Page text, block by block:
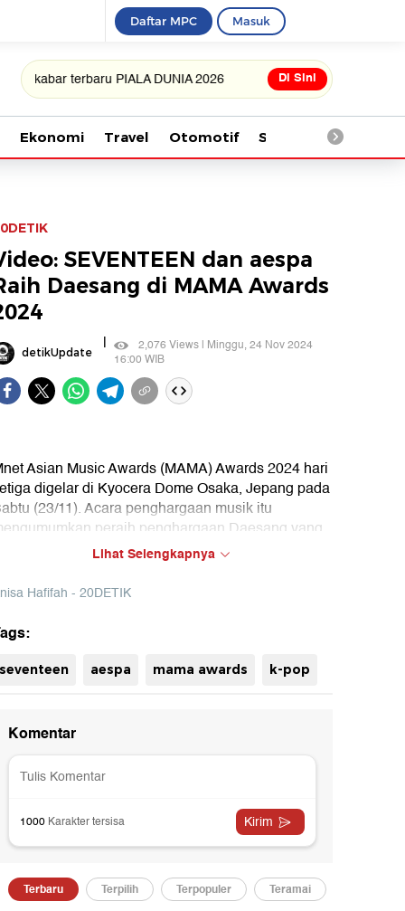
Daftar MPC Masuk
terbaru PIALA DUNIA 2026 Di Sini
Ekonomi Travel Otomotif Saintek
SEVENTEEN dan aespa
Daesang di MAMA Awards
detikUpdate |
2,076 Views | Minggu, 24 Nov 2024
16:00 WIB
Asian Music Awards (MAMA) Awards 2024 hari
digelar di Kyocera Dome Osaka, Jepang pada
(23/11). Acara penghargaan musik itu
peraih penghargaan Daesang yang
dimenangkan oleh SEVENTEEN dan Aespa.
Lihat Selengkapnya
Hafifah - 20DETIK
seventeen aespa mama awards k-pop